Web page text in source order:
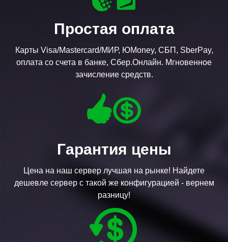
Простая оплата
Карты Visa/Mastercard/МИР, ЮMoney, СБП, SberPay,
оплата со счета в банке, Сбер.Онлайн. Мгновенное
зачисление средств.
Гарантия цены
Цена на наш сервер лучшая на рынке! Найдете
дешевле сервер с такой же конфигурацией - вернем
разницу!